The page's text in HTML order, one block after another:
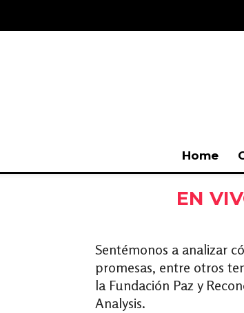
Home
EN
Sentémonos a analizar
promesas, entre otros
la Fundación Paz y
Analysis.